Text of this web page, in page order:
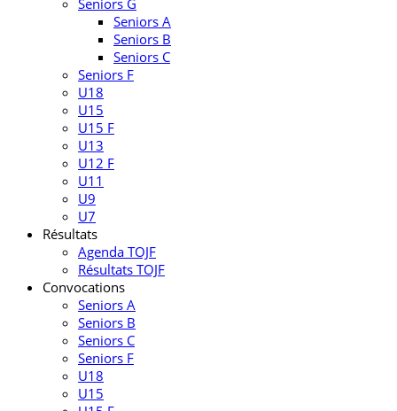
Seniors G
Seniors A
Seniors B
Seniors C
Seniors F
U18
U15
U15 F
U13
U12 F
U11
U9
U7
Résultats
Agenda TOJF
Résultats TOJF
Convocations
Seniors A
Seniors B
Seniors C
Seniors F
U18
U15